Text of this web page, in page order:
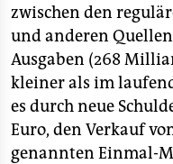
genossenschaft
epaper login
zwischen den
und anderen
Ausgaben (268
kleiner als im
es durch neue
Euro, den Verkauf
genannten Einmal-